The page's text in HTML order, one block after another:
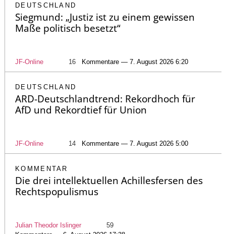
DEUTSCHLAND
Siegmund: „Justiz ist zu einem gewissen
Maße politisch besetzt“
JF-Online 16 Kommentare — 7. August 2026 6:20
DEUTSCHLAND
ARD-Deutschlandtrend: Rekordhoch für
AfD und Rekordtief für Union
JF-Online 14 Kommentare — 7. August 2026 5:00
KOMMENTAR
Die drei intellektuellen Achillesfersen des
Rechtspopulismus
Julian Theodor Islinger
59